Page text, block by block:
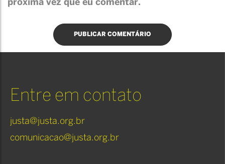
próxima vez que eu comentar.
Entre em contato
justa@justa.org.br
comunicacao@justa.org.br